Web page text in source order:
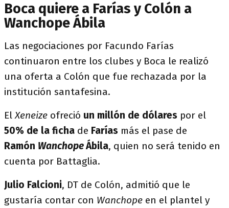
Boca quiere a Farías y Colón a
Wanchope Ábila
Las negociaciones por Facundo Farías
continuaron entre los clubes y Boca le realizó
una oferta a Colón que fue rechazada por la
institución santafesina.
ElXeneize ofreció un millón de dólares por el
50% de la ficha de Farías más el pase de
Ramón WanchopeÁbila, quien no será tenido en
cuenta por Battaglia.
Julio Falcioni, DT de Colón, admitió que le
gustaría contar con Wanchope en el plantel y